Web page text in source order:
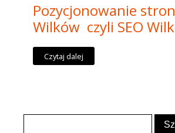
Pozycjonowanie
Wilków czyli SEO
Czytaj dalej